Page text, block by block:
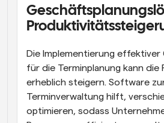
Die Implementierung
für die Terminplanung kann
erheblich steigern. Software
Terminverwaltung hilft,
optimieren, sodass